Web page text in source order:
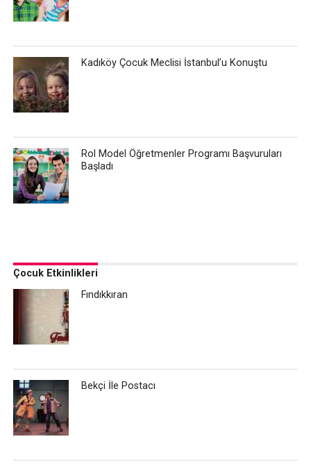
Kadıköy Çocuk Meclisi İstanbul’u Konuştu
Rol Model Öğretmenler Programı Başvuruları
Başladı
Çocuk Etkinlikleri
Fındıkkıran
Bekçi İle Postacı